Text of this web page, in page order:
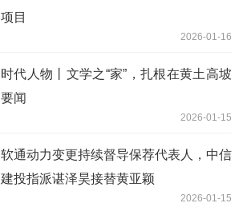
项目
2026-01-16
时代人物丨文学之“家”，扎根在黄土高坡
要闻
2026-01-15
软通动力变更持续督导保荐代表人，中信
建投指派谌泽昊接替黄亚颖
2026-01-15